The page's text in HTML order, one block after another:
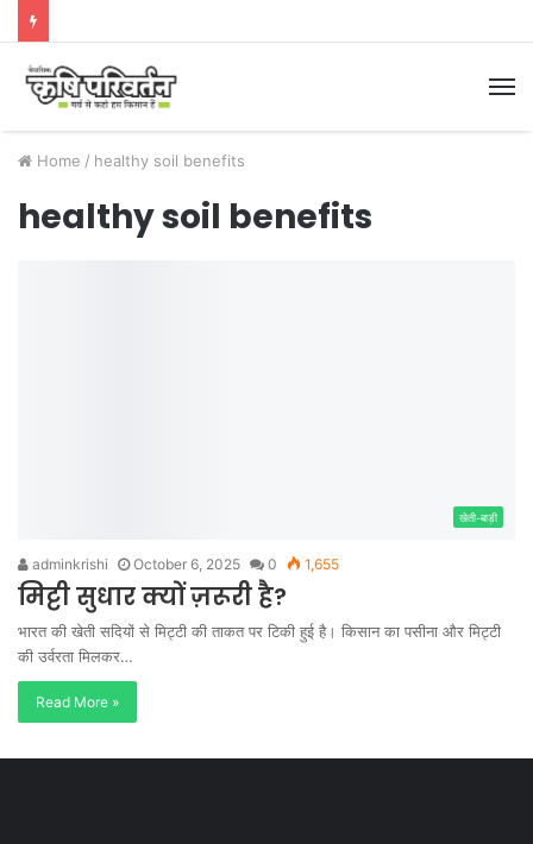
Home / healthy soil benefits
healthy soil benefits
खेती-बाड़ी
adminkrishi October 6, 2025 0 1,655
मिट्टी सुधार क्यों ज़रूरी है?
भारत की खेती सदियों से मिट्टी की ताकत पर टिकी हुई है। किसान का पसीना और मिट्टी
की उर्वरता मिलकर…
Read More »